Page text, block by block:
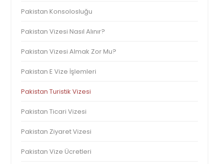
Pakistan Konsolosluğu
Pakistan Vizesi Nasıl Alınır?
Pakistan Vizesi Almak Zor Mu?
Pakistan E Vize İşlemleri
Pakistan Turistik Vizesi
Pakistan Ticari Vizesi
Pakistan Ziyaret Vizesi
Pakistan Vize Ücretleri